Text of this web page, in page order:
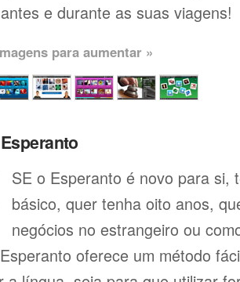
e durante as suas viagens!
para aumentar »
SE o Esperanto é novo para si,
básico, quer tenha oito anos,
negócios no estrangeiro ou
oferece um método